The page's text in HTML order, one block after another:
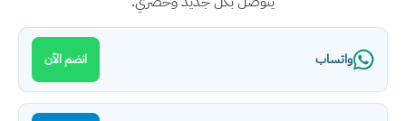
واتساب انضم الآن